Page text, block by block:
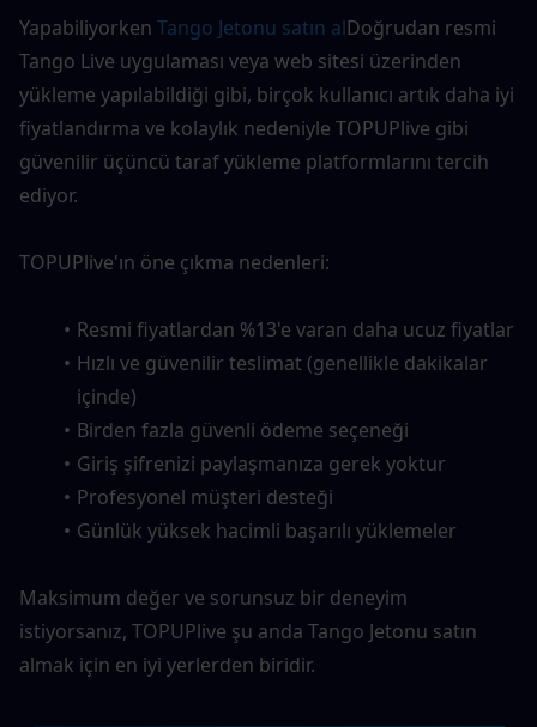
Yapabiliyorken Tango Jetonu satın alDoğrudan resmi
Tango Live uygulaması veya web sitesi üzerinden
yükleme yapılabildiği gibi, birçok kullanıcı artık daha iyi
fiyatlandırma ve kolaylık nedeniyle TOPUPlive gibi
güvenilir üçüncü taraf yükleme platformlarını tercih
ediyor.
TOPUPlive'ın öne çıkma nedenleri:
Resmi fiyatlardan %13'e varan daha ucuz fiyatlar
Hızlı ve güvenilir teslimat (genellikle dakikalar
içinde)
Birden fazla güvenli ödeme seçeneği
Giriş şifrenizi paylaşmanıza gerek yoktur
Profesyonel müşteri desteği
Günlük yüksek hacimli başarılı yüklemeler
Maksimum değer ve sorunsuz bir deneyim
istiyorsanız, TOPUPlive şu anda Tango Jetonu satın
almak için en iyi yerlerden biridir.